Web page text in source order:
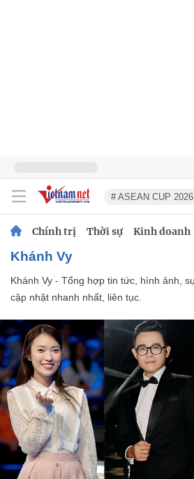
# ASEAN CUP 2026
Chính trị Thời sự Kinh doanh
Khánh Vy
Khánh Vy - Tổng hợp tin tức, hình ảnh, sự kiện về Khánh Vy được
cập nhật nhanh nhất, liên tục.